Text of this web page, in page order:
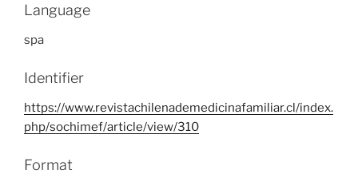
Language
spa
Identifier
https://www.revistachilenademedicinafamiliar.cl/index.
php/sochimef/article/view/310
Format